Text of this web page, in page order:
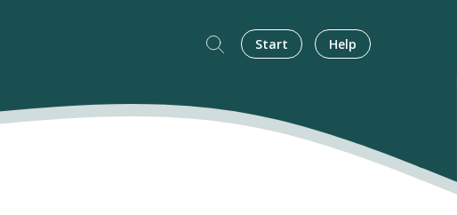
Start Help